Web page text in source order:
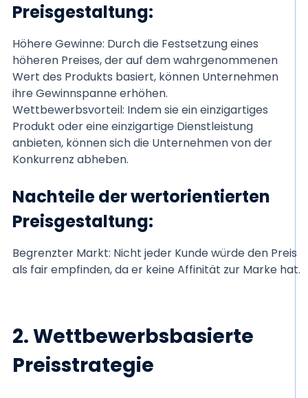
Preisgestaltung:
Höhere Gewinne: Durch die Festsetzung eines
höheren Preises, der auf dem wahrgenommenen
Wert des Produkts basiert, können Unternehmen
ihre Gewinnspanne erhöhen.
Wettbewerbsvorteil: Indem sie ein einzigartiges
Produkt oder eine einzigartige Dienstleistung
anbieten, können sich die Unternehmen von der
Konkurrenz abheben.
Nachteile der wertorientierten
Preisgestaltung:
Begrenzter Markt: Nicht jeder Kunde würde den Preis
als fair empfinden, da er keine Affinität zur Marke hat.
2. Wettbewerbsbasierte
Preisstrategie